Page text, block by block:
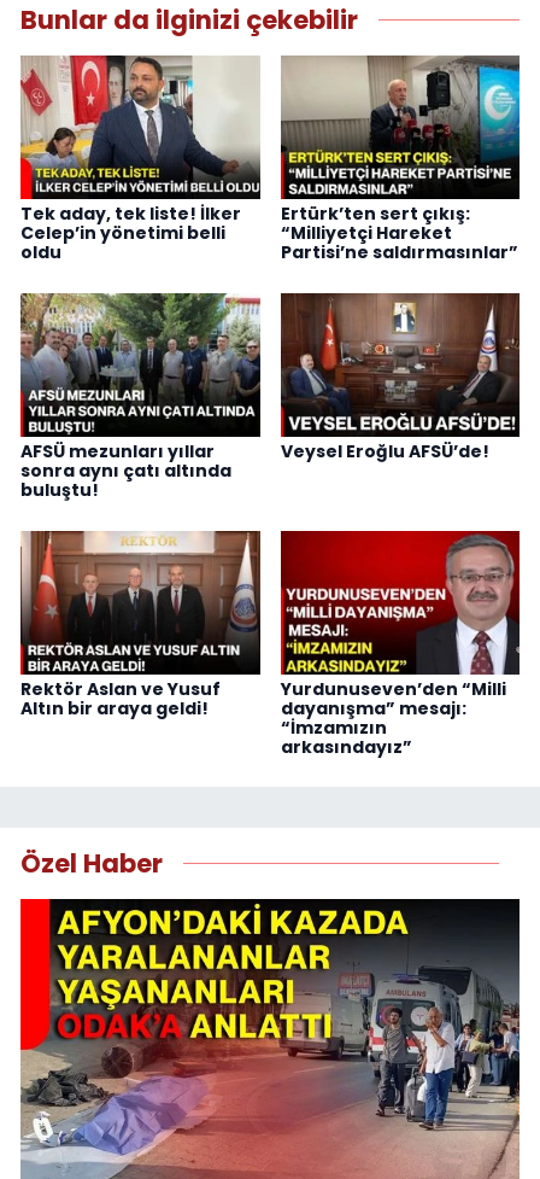
Bunlar da ilginizi çekebilir
Tek aday, tek liste! İlker
Celep’in yönetimi belli
oldu
Ertürk’ten sert çıkış:
“Milliyetçi Hareket
Partisi’ne saldırmasınlar”
AFSÜ mezunları yıllar
sonra aynı çatı altında
buluştu!
Veysel Eroğlu AFSÜ’de!
Rektör Aslan ve Yusuf
Altın bir araya geldi!
Yurdunuseven’den “Milli
dayanışma” mesajı:
“İmzamızın
arkasındayız”
Özel Haber